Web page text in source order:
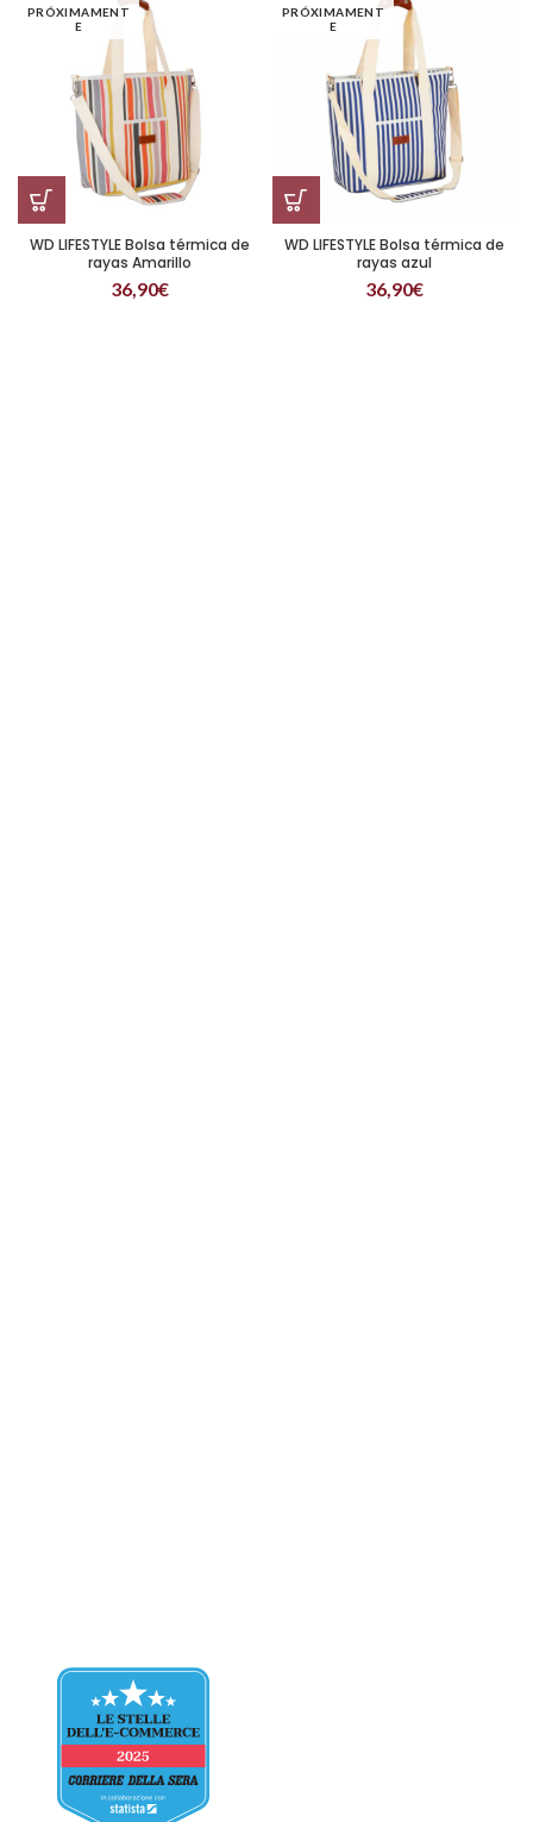
PRÓXIMAMENT
E
WD LIFESTYLE Bolsa térmica de
rayas Amarillo
36,90€
PRÓXIMAMENT
E
WD LIFESTYLE Bolsa térmica de
rayas azul
36,90€